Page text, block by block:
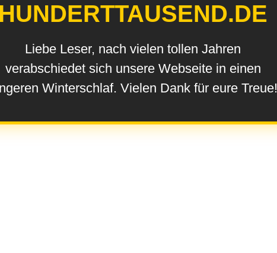
Liebe Leser, nach vielen tollen Jahren
verabschiedet sich unsere Webseite in einen
Winterschlaf. Vielen Dank für eure Treue!